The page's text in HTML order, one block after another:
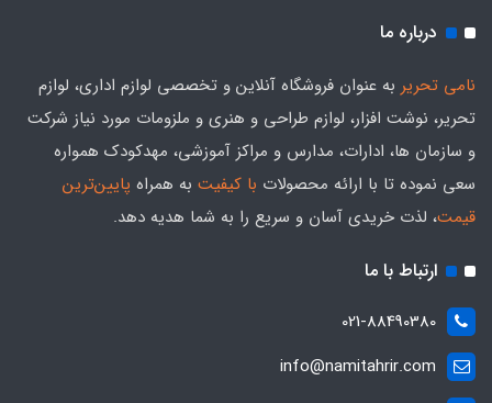
درباره ما
نامی تحریر به عنوان فروشگاه آنلاین و تخصصی لوازم اداری، لوازم
تحریر، نوشت افزار، لوازم طراحی و هنری و ملزومات مورد نیاز شرکت
و سازمان ها، ادارات، مدارس و مراکز آموزشی، مهدکودک همواره
سعی نموده تا با ارائه محصولات با کیفیت به همراه پایین‌ترین
قیمت، لذت خریدی آسان و سریع را به شما هدیه‌ دهد.
ارتباط با ما
021-88490380
info@namitahrir.com